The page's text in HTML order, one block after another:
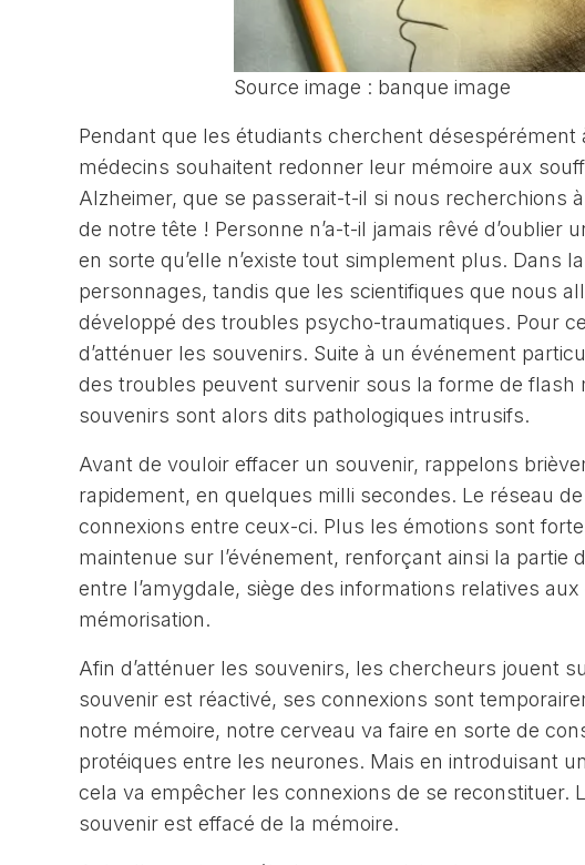
Source image : banque image
Pendant que les étudiants cherchent
médecins souhaitent redonner leur mémoire aux
Alzheimer, que se passerait-t-il si nous recherchions
de notre tête ! Personne n’a-t-il jamais rêvé
en sorte qu’elle n’existe tout simplement plus. Dans
personnages, tandis que les scientifiques que nous
développé des troubles psycho-traumatiques. Pour
d’atténuer les souvenirs. Suite à un événement
des troubles peuvent survenir sous la forme de
souvenirs sont alors dits pathologiques intrusifs.
Avant de vouloir effacer un souvenir, rappelons
rapidement, en quelques milli secondes. Le réseau
connexions entre ceux-ci. Plus les émotions sont
maintenue sur l’événement, renforçant ainsi la partie
entre l’amygdale, siège des informations relatives
mémorisation.
Afin d’atténuer les souvenirs, les chercheurs jouent
souvenir est réactivé, ses connexions sont
notre mémoire, notre cerveau va faire en sorte de
protéiques entre les neurones. Mais en introduisant
cela va empêcher les connexions de se reconstituer.
souvenir est effacé de la mémoire.